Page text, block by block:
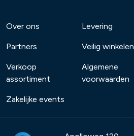
Over ons
Partners
Verkoop
assortiment
Zakelijke events
Levering
Veilig winkelen
Algemene
voorwaarden